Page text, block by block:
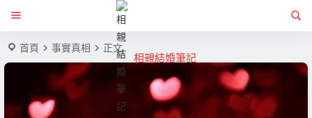
相親結婚筆記
首頁 事實真相 正文